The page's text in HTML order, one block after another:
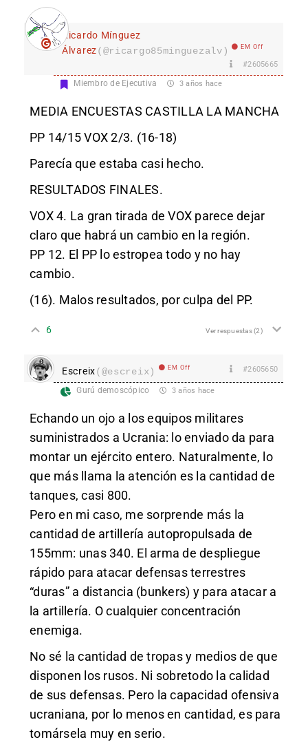
Ricardo Mínguez
Álvarez(@ricargo85minguezalv) EM Off
#2605665
Miembro de Ejecutiva 3 años hace
MEDIA ENCUESTAS CASTILLA LA MANCHA
PP 14/15 VOX 2/3. (16-18)
Parecía que estaba casi hecho.
RESULTADOS FINALES.
VOX 4. La gran tirada de VOX parece dejar
claro que habrá un cambio en la región.
PP 12. El PP lo estropea todo y no hay
cambio.
(16). Malos resultados, por culpa del PP.
6 Ver respuestas(2)
Escreix(@escreix) EM Off #2605650
Gurú demoscópico 3 años hace
Echando un ojo a los equipos militares
suministrados a Ucrania: lo enviado da para
montar un ejército entero. Naturalmente, lo
que más llama la atención es la cantidad de
tanques, casi 800.
Pero en mi caso, me sorprende más la
cantidad de artillería autopropulsada de
155mm: unas 340. El arma de despliegue
rápido para atacar defensas terrestres
“duras” a distancia (bunkers) y para atacar a
la artillería. O cualquier concentración
enemiga.
No sé la cantidad de tropas y medios de que
disponen los rusos. Ni sobretodo la calidad
de sus defensas. Pero la capacidad ofensiva
ucraniana, por lo menos en cantidad, es para
tomársela muy en serio.